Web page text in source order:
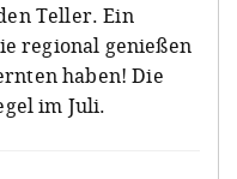
Teller. Ein
regional genießen
haben! Die
im Juli.